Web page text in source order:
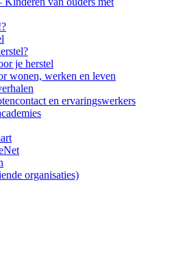
je herstel
wonen, werken en leven
en ervaringswerkers
organisaties)